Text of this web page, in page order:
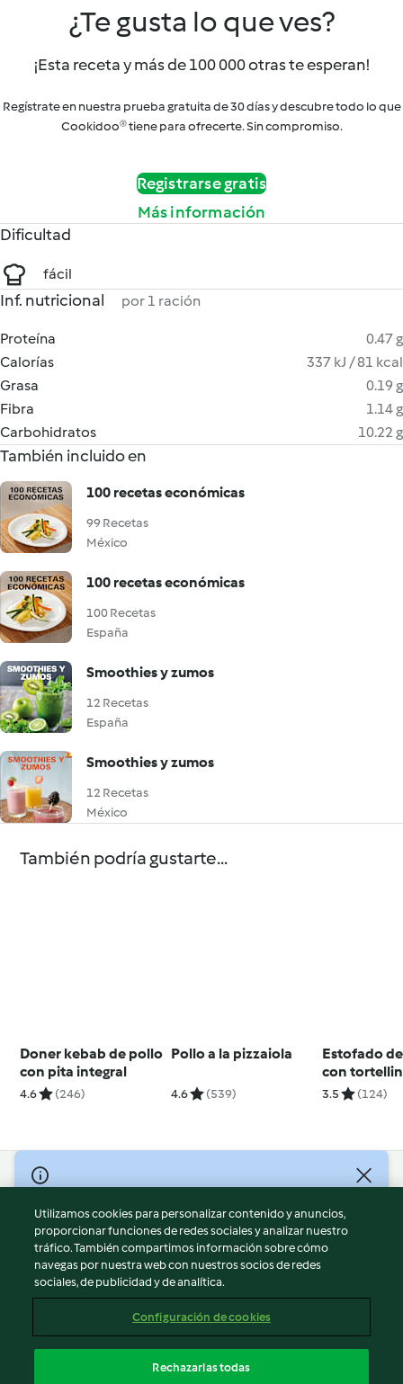
¿Te gusta lo que ves?
¡Esta receta y más de 100 000 otras te esperan!
Regístrate en nuestra prueba gratuita de 30 días y descubre todo lo que
Cookidoo® tiene para ofrecerte. Sin compromiso.
Registrarse gratis
Más información
Dificultad
fácil
Inf. nutricional por 1 ración
Proteína
0.47 g
Calorías
337 kJ / 81 kcal
Grasa
0.19 g
Fibra
1.14 g
Carbohidratos
10.22 g
También incluido en
100 recetas económicas
99 Recetas
México
100 recetas económicas
100 Recetas
España
Smoothies y zumos
12 Recetas
España
Smoothies y zumos
12 Recetas
México
También podría gustarte...
Doner kebab de pollo
con pita integral
4.6 (246)
Pollo a la pizzaiola
4.6 (539)
Estofado
con
3.5 (124)
© Copyright 2026
Términos de uso
Política de privacidad
Aviso legal
Información legal
Reportar contenido
Utilizamos cookies para personalizar contenido y anuncios,
proporcionar funciones de redes sociales y analizar nuestro
tráfico. También compartimos información sobre cómo
navegas por nuestra web con nuestros socios de redes
sociales, de publicidad y de analítica.
Configuración de cookies
Rechazarlas todas